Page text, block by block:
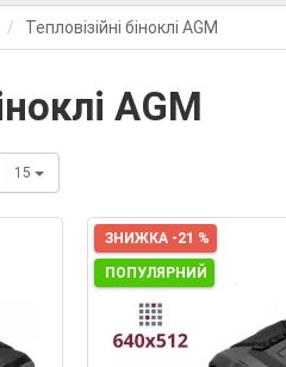
Тепловізійні біноклі AGM
AGM
15
ЗНИЖКА -21 %
ПОПУЛЯРНИЙ